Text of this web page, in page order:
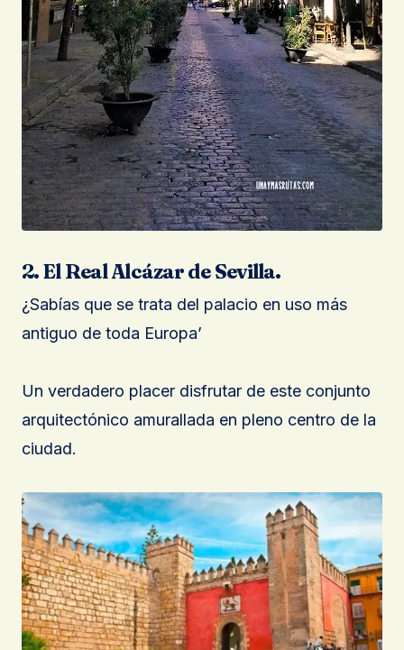
2. El Real Alcázar de Sevilla.
¿Sabías que se trata del palacio en uso más
antiguo de toda Europa’
Un verdadero placer disfrutar de este conjunto
arquitectónico amurallada en pleno centro de la
ciudad.